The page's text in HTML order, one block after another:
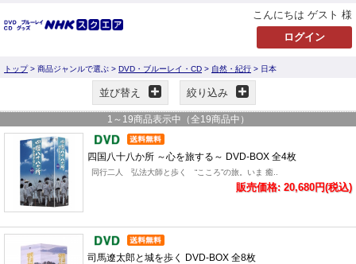
こんにちは ゲスト 様
トップ> 商品ジャンルで選ぶ > DVD・ブルーレイ・CD > 自然・紀行 > 日本
並び替え 絞り込み
1 ～ 19商品表示中（全19商品中）
四国八十八か所 ～心を旅する～ DVD-BOX 全4枚
同行二人 弘法大師と歩く “こころ”の旅。いま 癒..
販売価格: 20,680円(税込)
司馬遼太郎と城を歩く DVD-BOX 全8枚